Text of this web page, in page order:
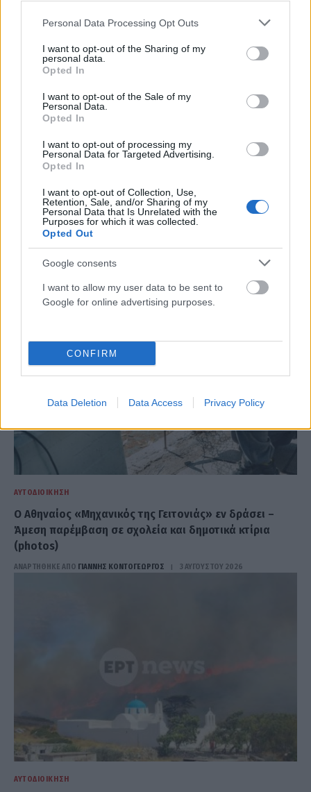
Please note that this website/app uses one or more Google
not limited to your visit or usage behaviour. You may click to
grant or deny consent to Google and its third-party tags to
use your data for below specified purposes in below Google
consent section.
Personal Data Processing Opt Outs
I want to opt-out of the Sharing of my
personal data.
Opted In
I want to opt-out of the Sale of my
Personal Data.
Opted In
I want to opt-out of processing my
Personal Data for Targeted Advertising.
Opted In
I want to opt-out of Collection, Use,
Retention, Sale, and/or Sharing of my
Personal Data that Is Unrelated with the
Purposes for which it was collected.
Opted Out
Google consents
I want to allow my user data to be sent to
Google for online advertising purposes.
CONFIRM
Data Deletion Data Access Privacy Policy
ΑΥΤΟΔΙΟΊΚΗΣΗ
43 σχολικές αυλές του Δήμου Αθηναίων γίνονται πιο
πράσινες και πιο δροσερές (photos)
ΑΥΤΟΔΙΟΊΚΗΣΗ
Ο Αθηναίος «Μηχανικός της Γειτονιάς» εν δράσει –
Άμεση παρέμβαση σε σχολεία και δημοτικά κτίρια
(photos)
ΑΝΑΡΤΗΘΗΚΕ ΑΠΟ ΓΙΆΝΝΗΣ ΚΟΝΤΟΓΕΏΡΓΟΣ 3 ΑΥΓΟΎΣΤΟΥ 2026
ΑΥΤΟΔΙΟΊΚΗΣΗ